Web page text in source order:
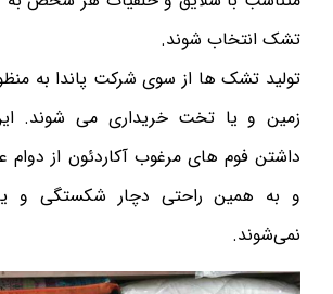
تشک انتخاب شوند.
تولید تشک ها از سوی شرکت پاندا به
زمین و یا تخت خریداری می ‌شوند.
داشتن فوم های مرغوب آکاردئون از دوام
و به همین راحتی دچار شکستگی و
نمی‌شوند.